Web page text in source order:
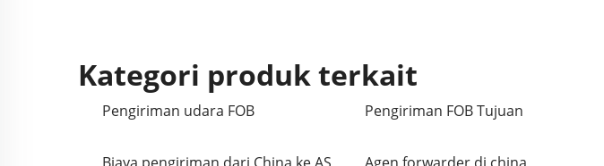
Kategori produk terkait
Pengiriman udara FOB Pengiriman FOB Tujuan